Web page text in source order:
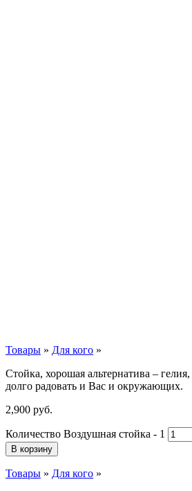
Товары » Для кого »
Стойка, хорошая альтернатива –
долго радовать и Вас и окружающих.
2,900 руб.
Количество Воздушная стойка - 1
В корзину
Товары » Для кого »